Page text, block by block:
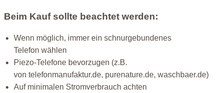
Beim Kauf sollte beachtet werden:
Wenn möglich, immer ein schnurgebundenes
Telefon wählen
Piezo-Telefone bevorzugen (z.B.
von telefonmanufaktur.de, purenature.de, waschbaer.de)
Auf minimalen Stromverbrauch achten